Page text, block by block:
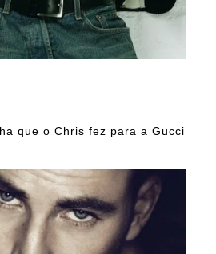
que o Chris fez para a Gucci